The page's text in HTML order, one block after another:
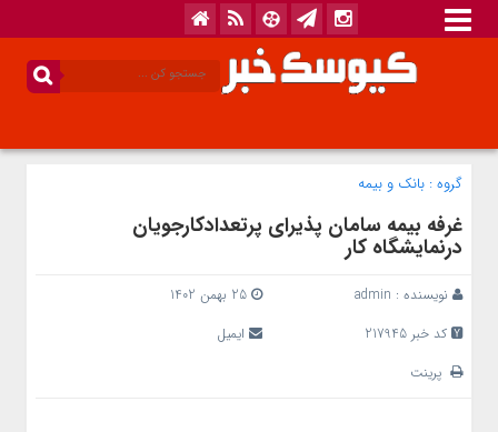
گروه : بانک‌ و بیمه
غرفه بیمه سامان پذیرای پرتعدادکارجویان
درنمایشگاه کار
نویسنده : admin
25 بهمن 1402
کد خبر 217945
ایمیل
پرینت